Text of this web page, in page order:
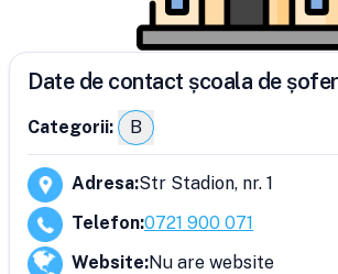
Date de contact școala de
Categorii: B
Adresa:Str Stadion, nr. 1
Telefon:0721 900 071
Website:Nu are website